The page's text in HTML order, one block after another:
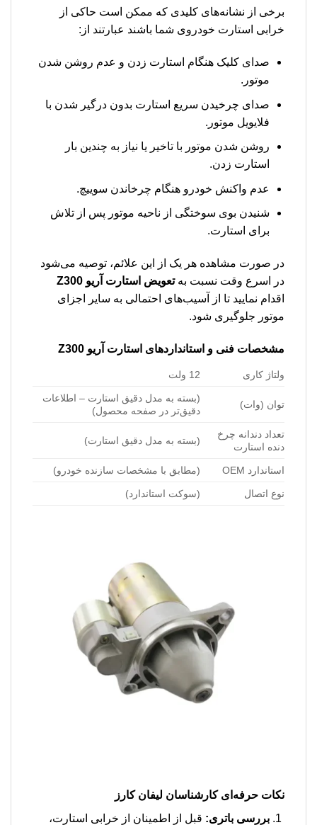
برخی از نشانه‌های کلیدی که ممکن است حاکی از
خرابی استارت خودروی شما باشند عبارتند از:
صدای کلیک هنگام استارت زدن و عدم روشن شدن
موتور.
صدای چرخیدن سریع استارت بدون درگیر شدن با
فلایویل موتور.
روشن شدن موتور با تاخیر یا نیاز به چندین بار
استارت زدن.
عدم واکنش خودرو هنگام چرخاندن سوییچ.
شنیدن بوی سوختگی از ناحیه موتور پس از تلاش
برای استارت.
در صورت مشاهده هر یک از این علائم، توصیه می‌شود
در اسرع وقت نسبت بهتعویض استارت آریو Z300
اقدام نمایید تا از آسیب‌های احتمالی به سایر اجزای
موتور جلوگیری شود.
مشخصات فنی و استانداردهای استارت آریو Z300
ولتاژ کاری 12 ولت
توان (وات)
(بسته به مدل دقیق استارت – اطلاعات
دقیق‌تر در صفحه محصول)
تعداد دندانه چرخ
دنده استارت
(بسته به مدل دقیق استارت)
استاندارد OEM (مطابق با مشخصات سازنده خودرو)
نوع اتصال (سوکت استاندارد)
نکات حرفه‌ای کارشناسان لیفان کارز
بررسی باتری: قبل از اطمینان از خرابی استارت،